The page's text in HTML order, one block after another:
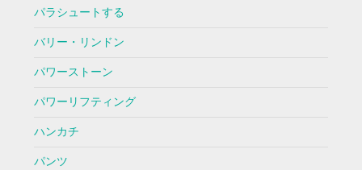
パラシュートする
バリー・リンドン
パワーストーン
パワーリフティング
ハンカチ
パンツ